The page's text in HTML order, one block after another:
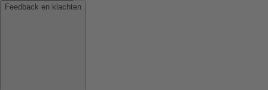
Feedback en klachten